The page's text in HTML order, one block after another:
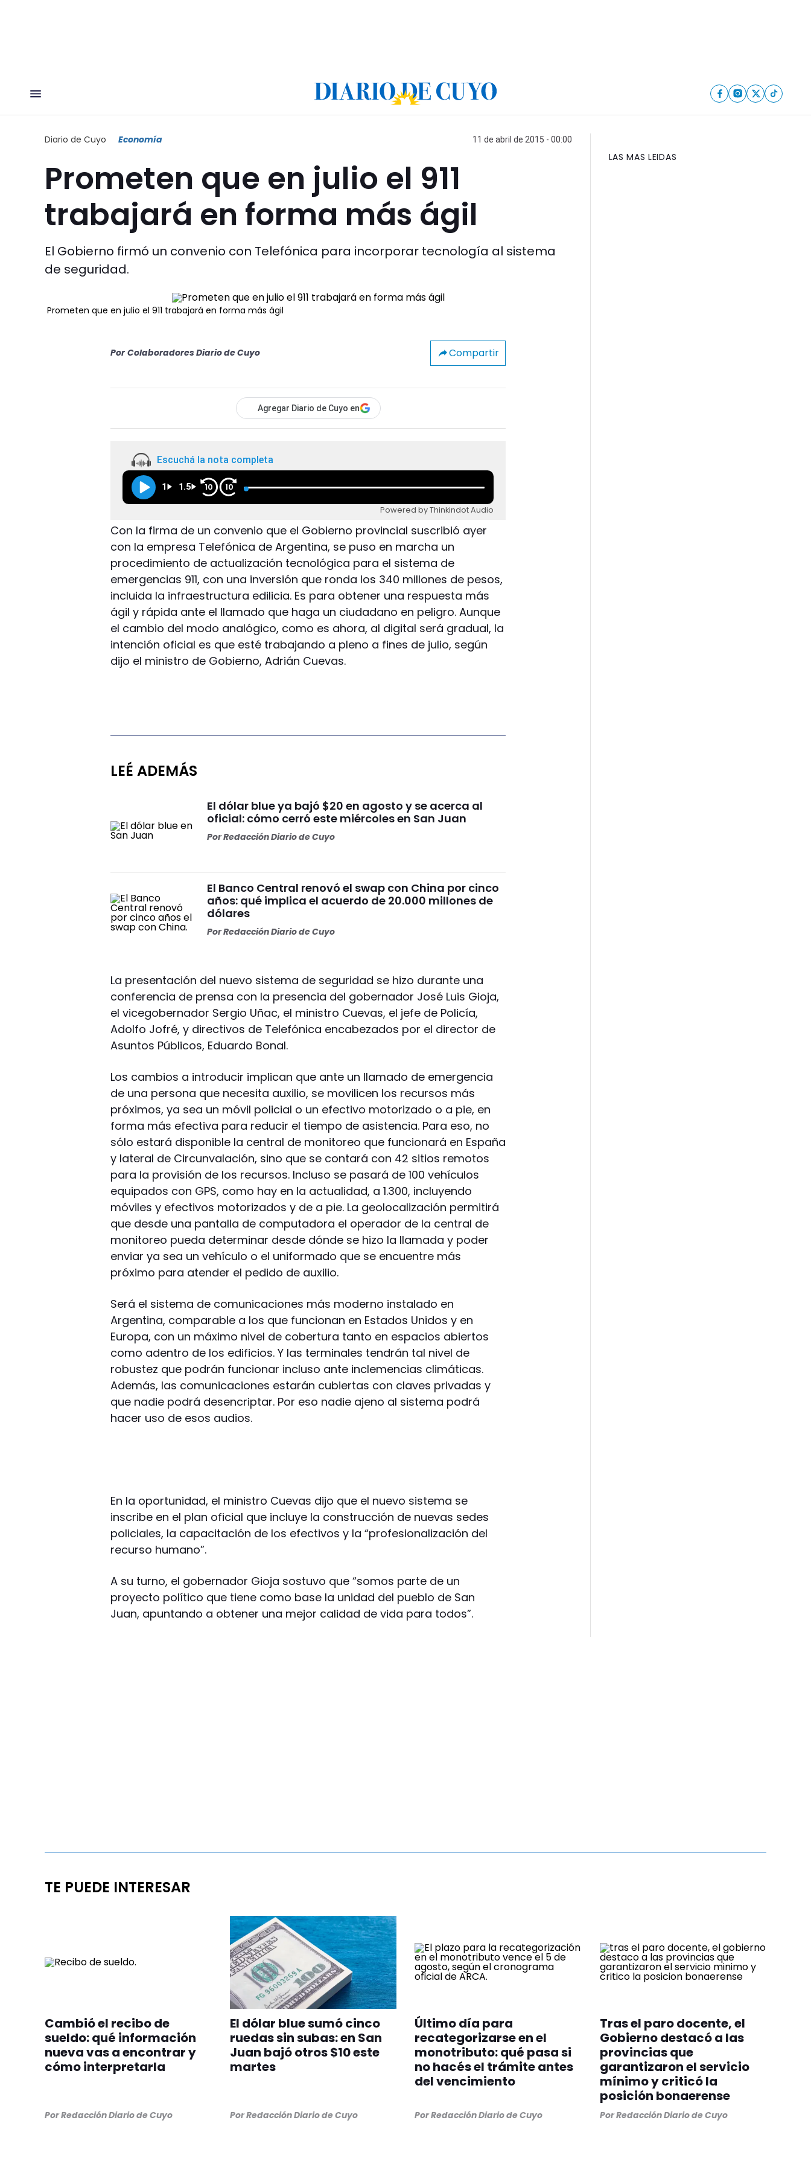
Diario de Cuyo Economía 11 de abril de 2015 - 00:00
Prometen que en julio el 911
trabajará en forma más ágil
El Gobierno firmó un convenio con Telefónica para incorporar tecnología al sistema
de seguridad.
Prometen que en julio el 911 trabajará en forma más ágil
Por Colaboradores Diario de Cuyo Compartir
Agregar Diario de Cuyo en
Escuchá la nota completa
1 1.5 10 10
Powered by Thinkindot Audio
Con la firma de un convenio que el Gobierno provincial suscribió ayer
con la empresa Telefónica de Argentina, se puso en marcha un
procedimiento de actualización tecnológica para el sistema de
emergencias 911, con una inversión que ronda los 340 millones de pesos,
incluida la infraestructura edilicia. Es para obtener una respuesta más
ágil y rápida ante el llamado que haga un ciudadano en peligro. Aunque
el cambio del modo analógico, como es ahora, al digital será gradual, la
intención oficial es que esté trabajando a pleno a fines de julio, según
dijo el ministro de Gobierno, Adrián Cuevas.
LEÉ ADEMÁS
El dólar blue ya bajó $20 en agosto y se acerca al
oficial: cómo cerró este miércoles en San Juan
PorRedacción Diario de Cuyo
El Banco Central renovó el swap con China por cinco
años: qué implica el acuerdo de 20.000 millones de
dólares
PorRedacción Diario de Cuyo
La presentación del nuevo sistema de seguridad se hizo durante una
conferencia de prensa con la presencia del gobernador José Luis Gioja,
el vicegobernador Sergio Uñac, el ministro Cuevas, el jefe de Policía,
Adolfo Jofré, y directivos de Telefónica encabezados por el director de
Asuntos Públicos, Eduardo Bonal.
Los cambios a introducir implican que ante un llamado de emergencia
de una persona que necesita auxilio, se movilicen los recursos más
próximos, ya sea un móvil policial o un efectivo motorizado o a pie, en
forma más efectiva para reducir el tiempo de asistencia. Para eso, no
sólo estará disponible la central de monitoreo que funcionará en España
y lateral de Circunvalación, sino que se contará con 42 sitios remotos
para la provisión de los recursos. Incluso se pasará de 100 vehículos
equipados con GPS, como hay en la actualidad, a 1.300, incluyendo
móviles y efectivos motorizados y de a pie. La geolocalización permitirá
que desde una pantalla de computadora el operador de la central de
monitoreo pueda determinar desde dónde se hizo la llamada y poder
enviar ya sea un vehículo o el uniformado que se encuentre más
próximo para atender el pedido de auxilio.
Será el sistema de comunicaciones más moderno instalado en
Argentina, comparable a los que funcionan en Estados Unidos y en
Europa, con un máximo nivel de cobertura tanto en espacios abiertos
como adentro de los edificios. Y las terminales tendrán tal nivel de
robustez que podrán funcionar incluso ante inclemencias climáticas.
Además, las comunicaciones estarán cubiertas con claves privadas y
que nadie podrá desencriptar. Por eso nadie ajeno al sistema podrá
hacer uso de esos audios.
En la oportunidad, el ministro Cuevas dijo que el nuevo sistema se
inscribe en el plan oficial que incluye la construcción de nuevas sedes
policiales, la capacitación de los efectivos y la “profesionalización del
recurso humano”.
A su turno, el gobernador Gioja sostuvo que “somos parte de un
proyecto político que tiene como base la unidad del pueblo de San
Juan, apuntando a obtener una mejor calidad de vida para todos”.
LAS MAS LEIDAS
TE PUEDE INTERESAR
Cambió el recibo de
sueldo: qué información
nueva vas a encontrar y
cómo interpretarla
PorRedacción Diario de Cuyo
El dólar blue sumó cinco
ruedas sin subas: en San
Juan bajó otros $10 este
martes
PorRedacción Diario de Cuyo
Último día para
recategorizarse en el
monotributo: qué pasa si
no hacés el trámite antes
del vencimiento
PorRedacción Diario de Cuyo
Tras el paro docente, el
Gobierno destacó a las
provincias que
garantizaron el servicio
mínimo y criticó la
posición bonaerense
PorRedacción Diario de Cuyo